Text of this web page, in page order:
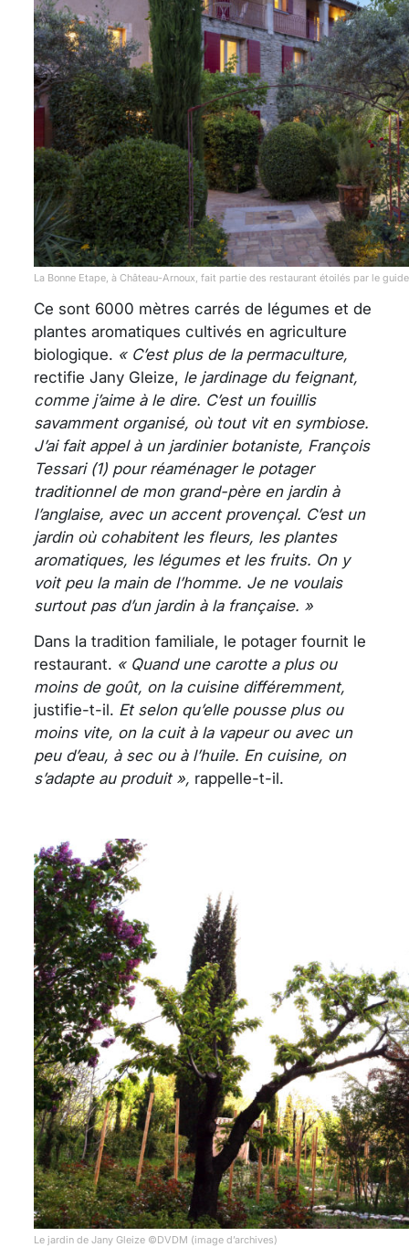
La Bonne Etape, à Château-Arnoux, fait partie des restaurant étoilés par le
Ce sont 6000 mètres carrés de légumes et de
plantes aromatiques cultivés en agriculture
biologique. « C’est plus de la permaculture,
rectifie Jany Gleize, le jardinage du feignant,
comme j’aime à le dire. C’est un fouillis
savamment organisé, où tout vit en symbiose.
J’ai fait appel à un jardinier botaniste, François
Tessari (1) pour réaménager le potager
traditionnel de mon grand-père en jardin à
l’anglaise, avec un accent provençal. C’est un
jardin où cohabitent les fleurs, les plantes
aromatiques, les légumes et les fruits. On y
voit peu la main de l’homme. Je ne voulais
surtout pas d’un jardin à la française. »
Dans la tradition familiale, le potager fournit le
restaurant. « Quand une carotte a plus ou
moins de goût, on la cuisine différemment,
justifie-t-il. Et selon qu’elle pousse plus ou
moins vite, on la cuit à la vapeur ou avec un
peu d’eau, à sec ou à l’huile. En cuisine, on
s’adapte au produit », rappelle-t-il.
Le jardin de Jany Gleize ©DVDM (image d’archives)